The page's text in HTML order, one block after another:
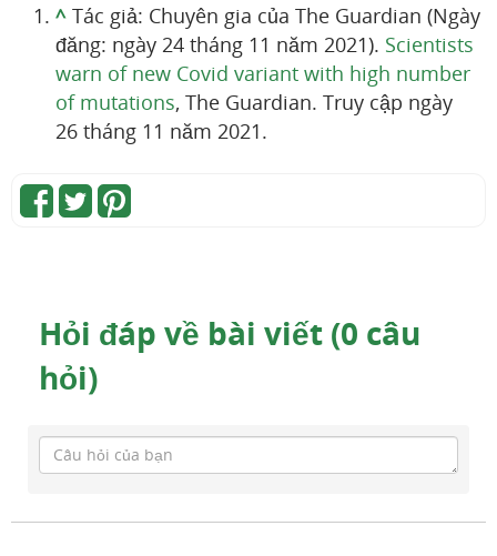
^ Tác giả: Chuyên gia của The Guardian (Ngày
đăng: ngày 24 tháng 11 năm 2021). Scientists
warn of new Covid variant with high number
of mutations, The Guardian. Truy cập ngày
26 tháng 11 năm 2021.
Hỏi đáp về bài viết (0 câu
hỏi)